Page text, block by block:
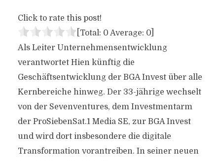
Click to rate this post!
[Total: 0 Average: 0]
Als Leiter Unternehmensentwicklung
verantwortet Hien künftig die
Geschäftsentwicklung der BGA Invest über alle
Kernbereiche hinweg. Der 33-jährige wechselt
von der Sevenventures, dem Investmentarm
der ProSiebenSat.1 Media SE, zur BGA Invest
und wird dort insbesondere die digitale
Transformation vorantreiben. In seiner neuen